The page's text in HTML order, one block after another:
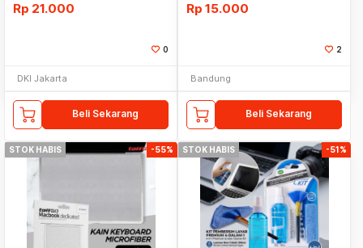
Rp 21.000
0
DKI Jakarta
Beli Sekarang
Rp 15.000
2
Bandung
Beli Sekarang
STOK HABIS -55% STOK HABIS -51%